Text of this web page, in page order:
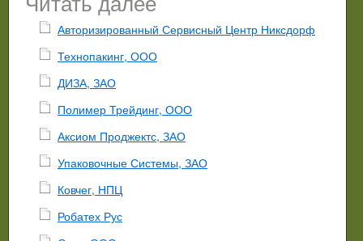
Авторизированный Сервисный Центр Никсдорф
Технопакинг, ООО
ДИЗА, ЗАО
Полимер Трейдинг, ООО
Аксиом Проджектс, ЗАО
Упаковочные Системы, ЗАО
Ковчег, НПЦ
Робатех Рус